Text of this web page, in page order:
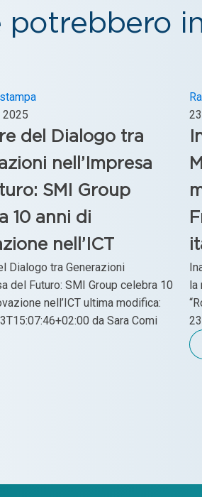
potrebbero
2025
del Dialogo tra
nell’Impresa
SMI Group
10 anni di
nell’ICT
Dialogo tra Generazioni
del Futuro: SMI Group celebra 10
nell’ICT ultima modifica:
da Sara Comi
la